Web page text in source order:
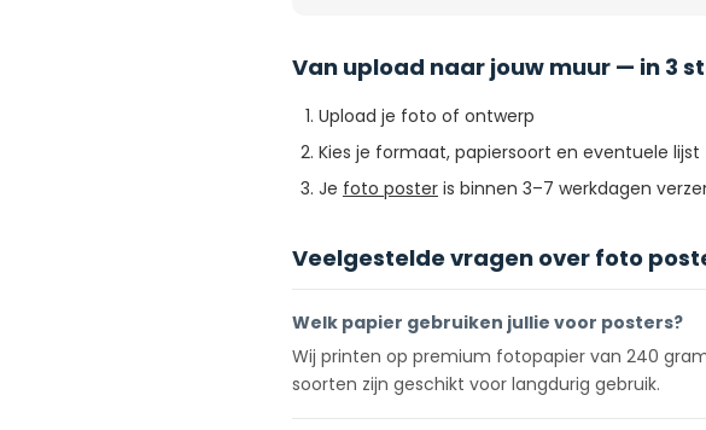
Van upload naar jouw muur — in 3
Upload je foto of ontwerp
Kies je formaat, papiersoort en eventuele lijst
Je foto poster is binnen 3–7 werkdagen
Veelgestelde vragen over foto
Welk papier gebruiken jullie voor posters?
Wij printen op premium fotopapier van 240
soorten zijn geschikt voor langdurig gebruik.